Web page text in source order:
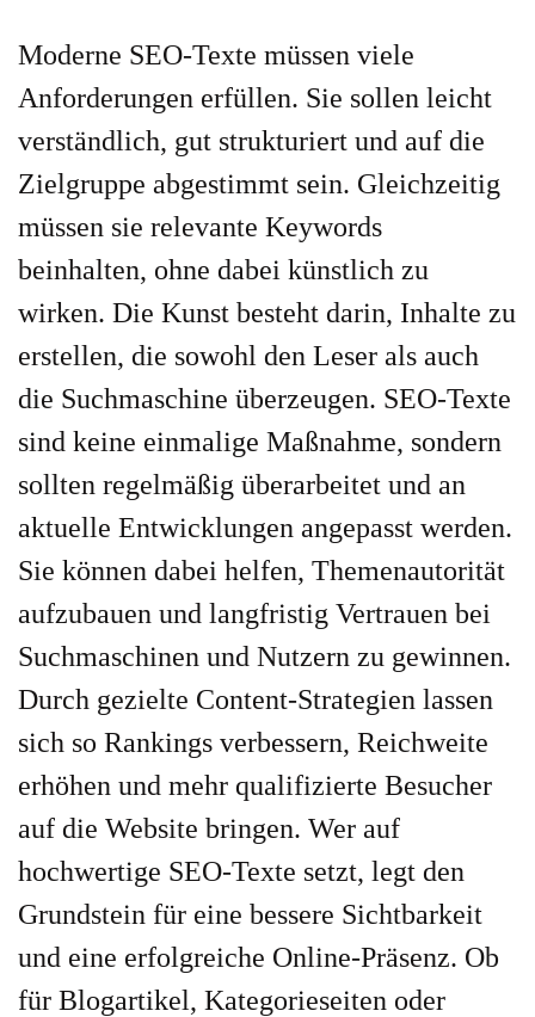
Moderne SEO-Texte müssen viele
Anforderungen erfüllen. Sie sollen leicht
verständlich, gut strukturiert und auf die
Zielgruppe abgestimmt sein. Gleichzeitig
müssen sie relevante Keywords
beinhalten, ohne dabei künstlich zu
wirken. Die Kunst besteht darin, Inhalte zu
erstellen, die sowohl den Leser als auch
die Suchmaschine überzeugen. SEO-Texte
sind keine einmalige Maßnahme, sondern
sollten regelmäßig überarbeitet und an
aktuelle Entwicklungen angepasst werden.
Sie können dabei helfen, Themenautorität
aufzubauen und langfristig Vertrauen bei
Suchmaschinen und Nutzern zu gewinnen.
Durch gezielte Content-Strategien lassen
sich so Rankings verbessern, Reichweite
erhöhen und mehr qualifizierte Besucher
auf die Website bringen. Wer auf
hochwertige SEO-Texte setzt, legt den
Grundstein für eine bessere Sichtbarkeit
und eine erfolgreiche Online-Präsenz. Ob
für Blogartikel, Kategorieseiten oder